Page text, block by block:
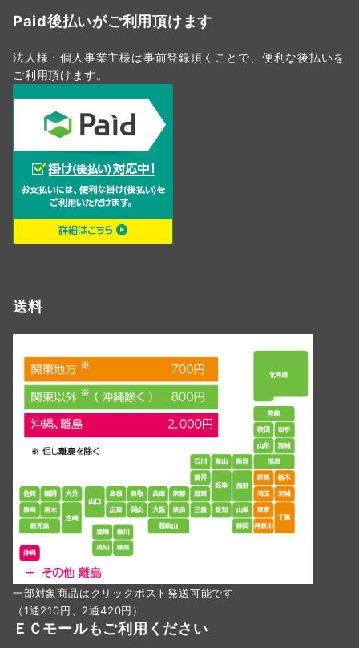
Paid後払いがご利用頂けます
法人様・個人事業主様は事前登録頂くことで、便利な後払いを
ご利用頂けます。
送料
一部対象商品はクリックポスト発送可能です
（1通210円、2通420円）
ＥＣモールもご利用ください